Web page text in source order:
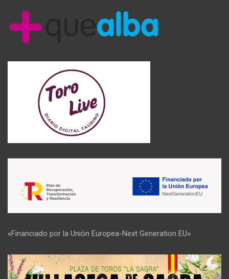
«Financiado por la Unión Europea-Next Generation EU»